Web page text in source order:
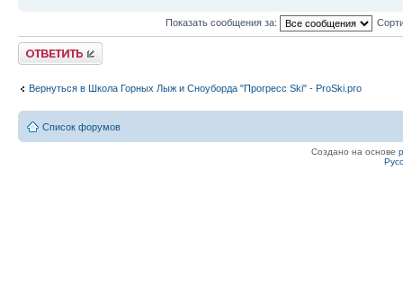
Показать сообщения за:
Ответить
Вернуться в Школа Горных Лыж и Сноуборда "Прогресс Ski" - ProSki.pro
Список форумов
Создано на основе